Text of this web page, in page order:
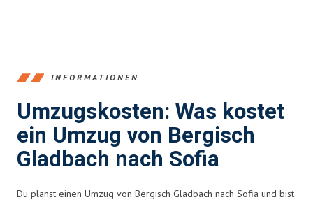
INFORMATIONEN
Umzugskosten: Was kostet
ein Umzug von Bergisch
Gladbach nach Sofia
Du planst einen Umzug von Bergisch Gladbach nach Sofia und bist